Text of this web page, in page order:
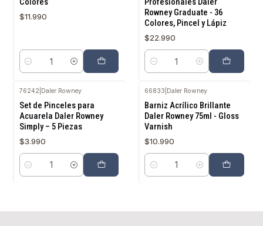
$11.990
Cantidad
Rowney Graduate - 36
Colores, Pincel y Lápiz
$22.990
Cantidad
76242 Daler Rowney
Set de Pinceles para
Acuarela Daler Rowney
Simply – 5 Piezas
$3.990
Cantidad
66833 Daler Rowney
Barniz Acrílico Brillante
Daler Rowney 75ml - Gloss
Varnish
$10.990
Cantidad